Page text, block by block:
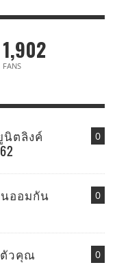
1,902
FANS
0
นิตลิงค์
0
นออมกัน
0
ตัวคุณ